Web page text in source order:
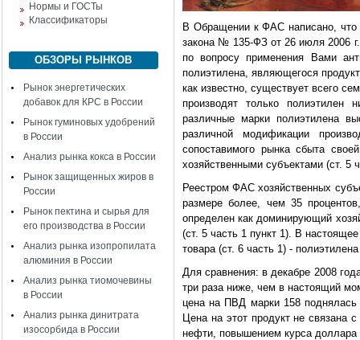
Нормы и ГОСТы
Классификаторы
ОБЗОРЫ РЫНКОВ
Рынок энергетических
добавок для КРС в России
Рынок гуминовых удобрений
в России
Анализ рынка кокса в России
Рынок защищенных жиров в
России
Рынок пектина и сырья для
его производства в России
Анализ рынка изопропилата
алюминия в России
Анализ рынка тиомочевины
в России
Анализ рынка динитрата
изосорбида в России
В Обращении к ФАС написано, что
закона № 135-ФЗ от 26 июля 2006
по вопросу применения Вами
полиэтилена, являющегося
как известно, существует всего
производят только полиэтилен
различные марки полиэтилена
различной модификации
сопоставимого рынка сбыта
хозяйственными субъектами (ст. 5
Реестром ФАС хозяйственных
размере более, чем 35
определен как доминирующий
(ст. 5 часть 1 пункт 1). В
товара (ст. 6 часть 1) -
Для сравнения: в декабре 2008
три раза ниже, чем в настоящий
цена на ПВД марки 158
Цена на этот продукт не связана
нефти, повышением курса доллара